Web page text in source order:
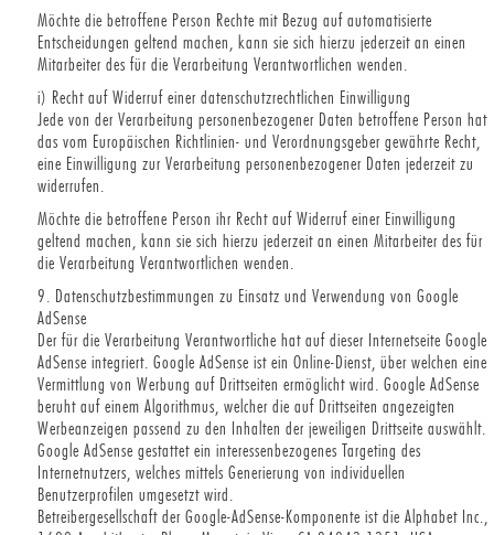
Möchte die betroffene Person Rechte mit Bezug auf automatisierte
Entscheidungen geltend machen, kann sie sich hierzu jederzeit an einen
Mitarbeiter des für die Verarbeitung Verantwortlichen wenden.
i) Recht auf Widerruf einer datenschutzrechtlichen Einwilligung
Jede von der Verarbeitung personenbezogener Daten betroffene Person hat
das vom Europäischen Richtlinien- und Verordnungsgeber gewährte Recht,
eine Einwilligung zur Verarbeitung personenbezogener Daten jederzeit zu
widerrufen.
Möchte die betroffene Person ihr Recht auf Widerruf einer Einwilligung
geltend machen, kann sie sich hierzu jederzeit an einen Mitarbeiter des für
die Verarbeitung Verantwortlichen wenden.
9. Datenschutzbestimmungen zu Einsatz und Verwendung von Google
AdSense
Der für die Verarbeitung Verantwortliche hat auf dieser Internetseite Google
AdSense integriert. Google AdSense ist ein Online-Dienst, über welchen eine
Vermittlung von Werbung auf Drittseiten ermöglicht wird. Google AdSense
beruht auf einem Algorithmus, welcher die auf Drittseiten angezeigten
Werbeanzeigen passend zu den Inhalten der jeweiligen Drittseite auswählt.
Google AdSense gestattet ein interessenbezogenes Targeting des
Internetnutzers, welches mittels Generierung von individuellen
Benutzerprofilen umgesetzt wird.
Betreibergesellschaft der Google-AdSense-Komponente ist die Alphabet Inc.,